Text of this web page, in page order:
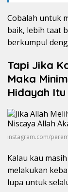
Cobalah untuk
baik, lebih taat
berkumpul
Tapi Jika
Maka
Hidayah
instagram.com/
Kalau kau
melakukan
lupa untuk